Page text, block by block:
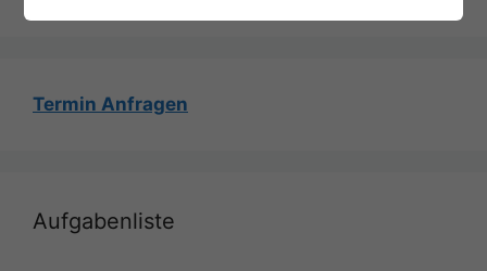
Termin Anfragen
Aufgabenliste